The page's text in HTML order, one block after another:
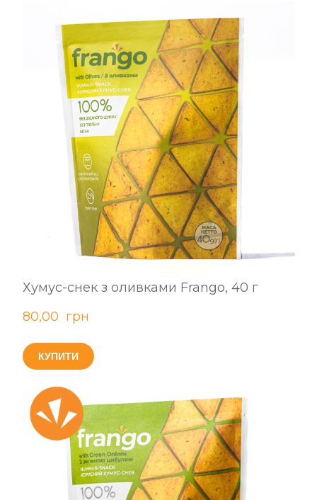
Хумус-снек з оливками Frango, 40 г
80,00  грн
КУПИТИ